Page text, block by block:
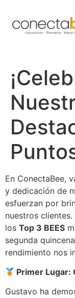
En ConectaBee,
y dedicación de
esfuerzan por
nuestros
los Top 3 BEES
segunda
rendimiento nos
Primer Lugar:
Gustavo ha